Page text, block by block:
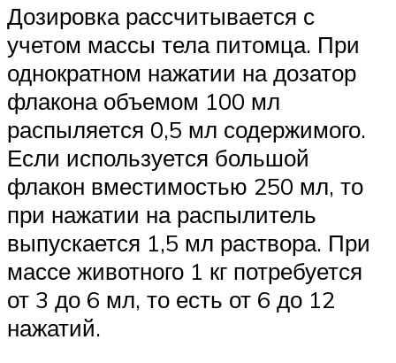
Дозировка рассчитывается с
учетом массы тела питомца. При
однократном нажатии на дозатор
флакона объемом 100 мл
распыляется 0,5 мл содержимого.
Если используется большой
флакон вместимостью 250 мл, то
при нажатии на распылитель
выпускается 1,5 мл раствора. При
массе животного 1 кг потребуется
от 3 до 6 мл, то есть от 6 до 12
нажатий.